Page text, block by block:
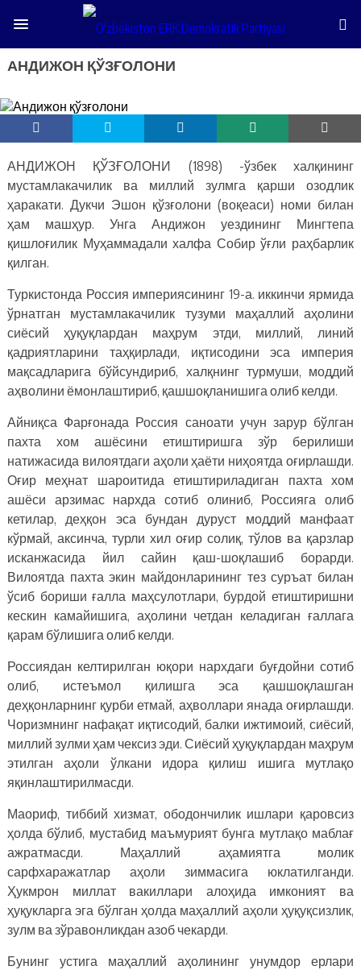
АНДИЖОН ҚЎЗҒОЛОНИ
АНДИЖОН ҚЎЗҒОЛОНИ (1898) -ўзбек халқининг
мустамлакачилик ва миллий зулмга қарши озодлик
ҳаракати. Дукчи Эшон қўзғолони (воқеаси) номи билан
ҳам машҳур. Унга Андижон уездининг Мингтепа
қишлоғилик Муҳаммадали халфа Собир ўғли раҳбарлик
қилган.
Туркистонда Россия империясининг 19-а. иккинчи ярмида
ўрнатган мустамлакачилик тузуми маҳаллий аҳолини
сиёсий ҳуқуқлардан маҳрум этди, миллий, линий
қадриятларини таҳқирлади, иқтисодини эса империя
мақсадларига бўйсундириб, халқнинг турмуши, моддий
аҳволини ёмонлаштириб, қашшоқланишига олиб келди.
Айниқса Фарғонада Россия саноати учун зарур бўлган
пахта хом ашёсини етиштиришга зўр берилиши
натижасида вилоятдаги аҳоли ҳаёти ниҳоятда оғирлашди.
Оғир меҳнат шароитида етиштириладиган пахта хом
ашёси арзимас нархда сотиб олиниб, Россияга олиб
кетилар, деҳқон эса бундан дуруст моддий манфаат
кўрмай, аксинча, турли хил оғир солиқ, тўлов ва қарзлар
исканжасида йил сайин қаш-шоқлашиб борарди.
Вилоятда пахта экин майдонларининг тез суръат билан
ўсиб бориши ғалла маҳсулотлари, бурдой етиштиришни
кескин камайишига, аҳолини четдан келадиган ғаллага
қарам бўлишига олиб келди.
Россиядан келтирилган юқори нархдаги буғдойни сотиб
олиб, истеъмол қилишга эса қашшоқлашган
деҳқонларнинг қурби етмай, аҳволлари янада оғирлашди.
Чоризмнинг нафақат иқтисодий, балки ижтимоий, сиёсий,
миллий зулми ҳам чексиз эди. Сиёсий ҳуқуқлардан маҳрум
этилган аҳоли ўлкани идора қилиш ишига мутлақо
яқинлаштирилмасди.
Маориф, тиббий хизмат, ободончилик ишлари қаровсиз
ҳолда бўлиб, мустабид маъмурият бунга мутлақо маблағ
ажратмасди. Маҳаллий аҳамиятга молик
сарфхаражатлар аҳоли зиммасига юклатилганди.
Ҳукмрон миллат вакиллари алоҳида имконият ва
ҳуқукларга эга бўлган ҳолда маҳаллий аҳоли ҳуқуқсизлик,
зулм ва зўравонликдан азоб чекарди.
Бунинг устига маҳаллий аҳолининг унумдор ерлари